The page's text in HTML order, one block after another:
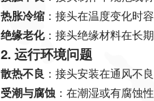
热胀冷缩：接头在温度变化时
绝缘老化：接头绝缘材料在长
2. 运行环境问题
散热不良 ：接头安装在通风不
受潮与腐蚀 ：在潮湿或有腐蚀